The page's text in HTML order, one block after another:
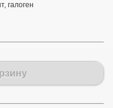
галоген